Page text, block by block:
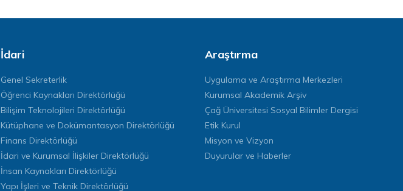
İdari
Genel Sekreterlik
Öğrenci Kaynakları Direktörlüğü
Bilişim Teknolojileri Direktörlüğü
Kütüphane ve Dokümantasyon Direktörlüğü
Finans Direktörlüğü
İdari ve Kurumsal İlişkiler Direktörlüğü
İnsan Kaynakları Direktörlüğü
Yapı İşleri ve Teknik Direktörlüğü
Araştırma
Uygulama ve Araştırma Merkezleri
Kurumsal Akademik Arşiv
Çağ Üniversitesi Sosyal Bilimler Dergisi
Etik Kurul
Misyon ve Vizyon
Duyurular ve Haberler